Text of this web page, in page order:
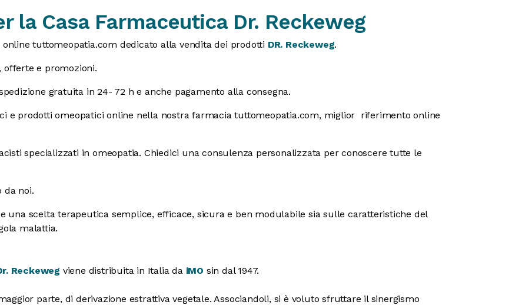
la Casa Farmaceutica Dr. Reckeweg
tuttomeopatia.com dedicato alla vendita dei prodotti DR. Reckeweg.
offerte e promozioni.
gratuita in 24- 72 h e anche pagamento alla consegna.
e prodotti omeopatici online nella nostra farmacia tuttomeopatia.com, miglior riferimento online
specializzati in omeopatia. Chiedici una consulenza personalizzata per conoscere tutte le
da noi.
una scelta terapeutica semplice, efficace, sicura e ben modulabile sia sulle caratteristiche del
malattia.
Reckeweg viene distribuita in Italia da iMO sin dal 1947.
parte, di derivazione estrattiva vegetale. Associandoli, si è voluto sfruttare il sinergismo